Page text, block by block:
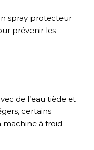
spray protecteur
prévenir les
de l’eau tiède et
certains
machine à froid